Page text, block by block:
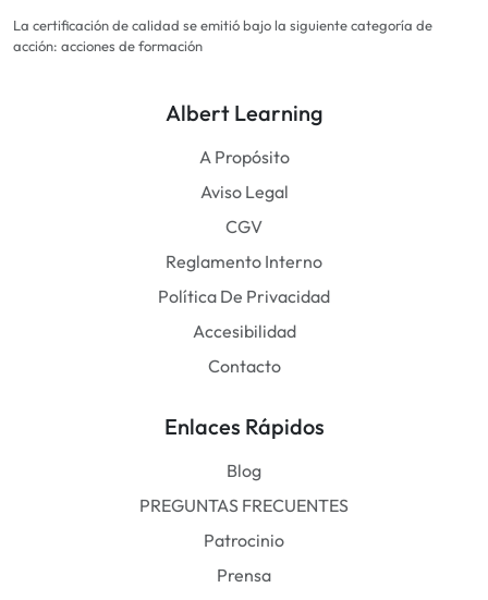
La certificación de calidad se emitió bajo la siguiente categoría de
acción: acciones de formación
Albert Learning
A Propósito
Aviso Legal
CGV
Reglamento Interno
Política De Privacidad
Accesibilidad
Contacto
Enlaces Rápidos
Blog
PREGUNTAS FRECUENTES
Patrocinio
Prensa